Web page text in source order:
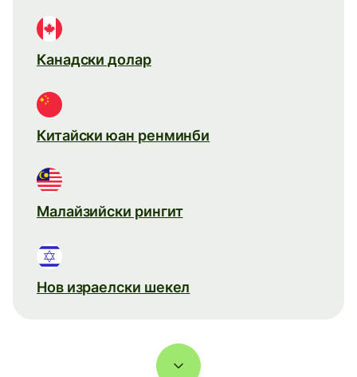
Канадски долар
Китайски юан ренминби
Малайзийски рингит
Нов израелски шекел